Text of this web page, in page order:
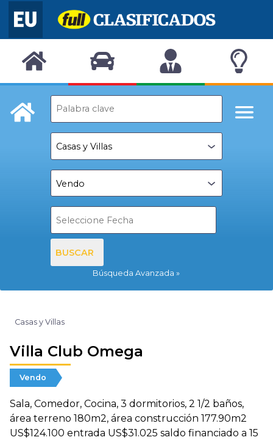
BUSCAR
Búsqueda Avanzada
Casas y Villas
Villa Club Omega
Vendo
Sala, Comedor, Cocina, 3 dormitorios, 2 1/2 baños,
área terreno 180m2, área construcción 177.90m2
US$124.100 entrada US$31.025 saldo financiado a 15